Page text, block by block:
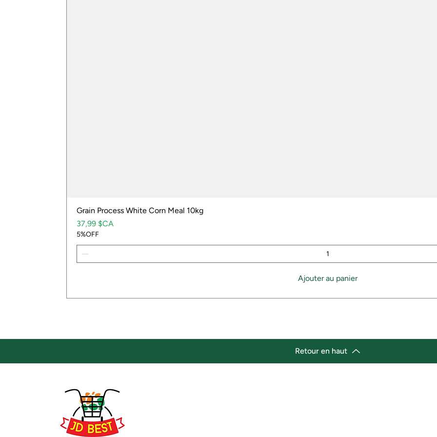
Grain Process White Corn Meal 10kg
Prix
37,99 $CA
5%OFF
Ajouter au panier
Retour en haut